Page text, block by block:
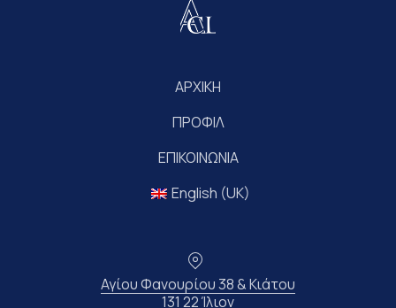
ΑΡΧΙΚΗ
ΠΡΟΦΙΛ
ΕΠΙΚΟΙΝΩΝΙΑ
English (UK)
Αγίου Φανουρίου 38 & Κιάτου
131 22 Ίλιον